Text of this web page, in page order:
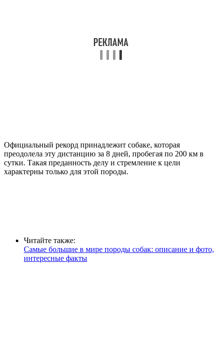
Официальный рекорд принадлежит собаке, которая
преодолела эту дистанцию за 8 дней, пробегая по 200 км в
сутки. Такая преданность делу и стремление к цели
характерны только для этой породы.
Читайте также:
Самые большие в мире породы собак: описание и фото,
интересные факты